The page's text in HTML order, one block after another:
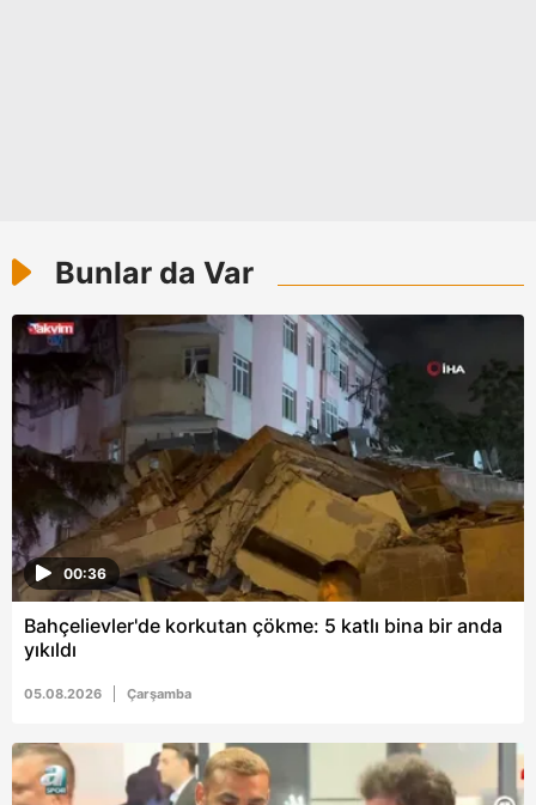
Bunlar da Var
00:36
Bahçelievler'de korkutan çökme: 5 katlı bina bir anda
yıkıldı
05.08.2026 Çarşamba